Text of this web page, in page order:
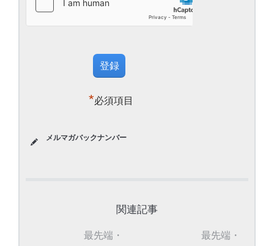
*必須項目
メルマガバックナンバー
関連記事
最先端・
最先端・